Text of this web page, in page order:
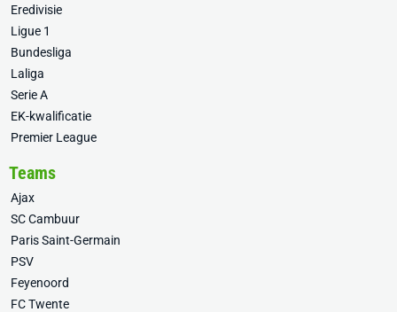
Eredivisie
Ligue 1
Bundesliga
Laliga
Serie A
EK-kwalificatie
Premier League
Teams
Ajax
SC Cambuur
Paris Saint-Germain
PSV
Feyenoord
FC Twente